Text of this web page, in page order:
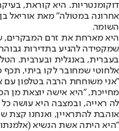
דוקומנטריות. היא קוראת,
אחרונה במטולה" מאת אוריאל
השומר.
היא מארחת את זרם המבקרים,
שמקפידה להגיע בתדירות
בעברית, באנגלית ובערבית.
אלחוטי שמחובר לקו ביתי, תכף
"אני משוחחת הרבה בטלפון עם
לה ראייה, ובמצבה היא עושה
אוהבת להתראיין, ואנחנו קצת
"היא היתה אשת הנשיא (אלמנתו